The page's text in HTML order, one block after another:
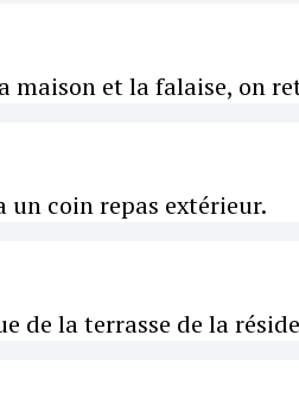
maison et la falaise, on
un coin repas extérieur.
de la terrasse de la